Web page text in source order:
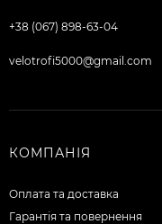
+38 (067) 898-63-04
velotrofi5000@gmail.com
КОМПАНІЯ
Оплата та доставка
Гарантія та повернення